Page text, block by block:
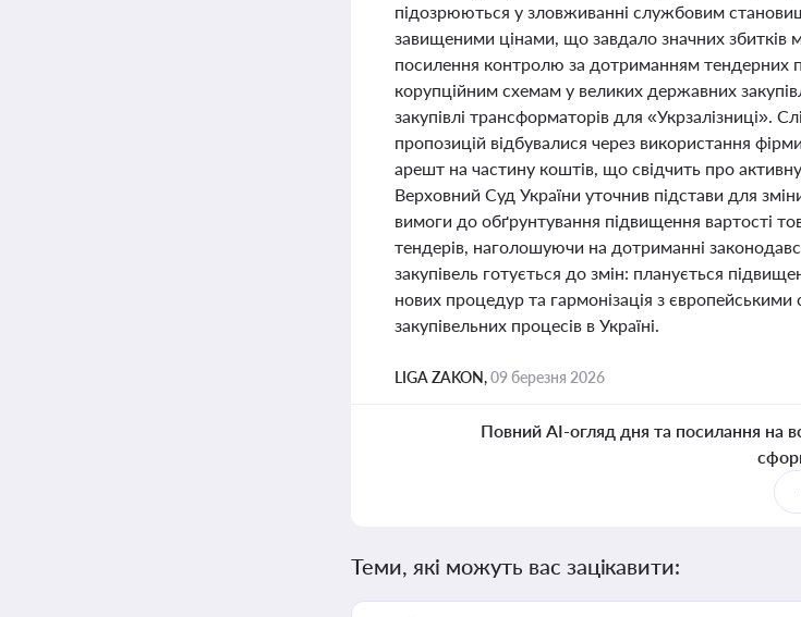
підозрюються у зловживанні службовим
завищеними цінами, що завдало значних збитків
посилення контролю за дотриманням тендерних
корупційним схемам у великих державних
закупівлі трансформаторів для «Укрзалізниці».
пропозицій відбувалися через використання
арешт на частину коштів, що свідчить про
Верховний Суд України уточнив підстави для
вимоги до обґрунтування підвищення вартості
тендерів, наголошуючи на дотриманні
закупівель готується до змін: планується
нових процедур та гармонізація з
закупівельних процесів в Україні.
LIGA ZAKON,09 березня 2026
Повний AI-огляд дня та посилання на
Теми, які можуть вас зацікавити: